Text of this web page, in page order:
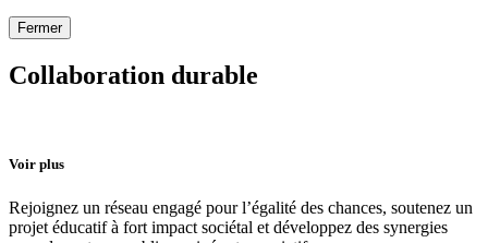
Fermer
Collaboration durable
Voir plus
Rejoignez un réseau engagé pour l’égalité des chances, soutenez un
projet éducatif à fort impact sociétal et développez des synergies